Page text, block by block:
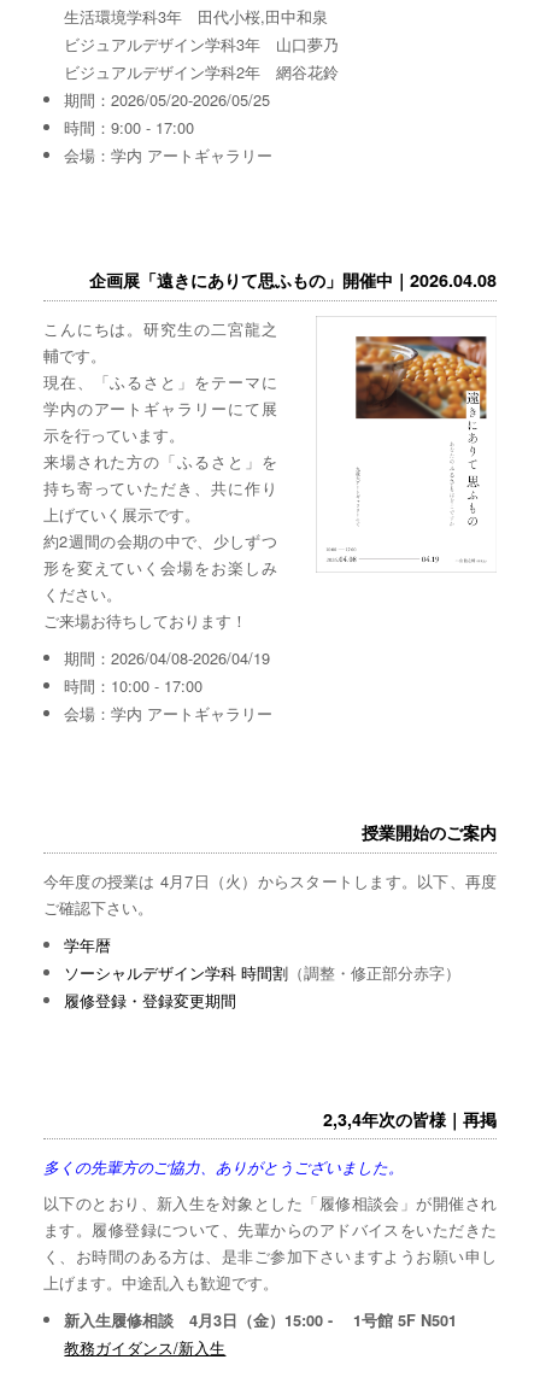
生活環境学科3年 田代小桜,田中和泉
ビジュアルデザイン学科3年 山口夢乃
ビジュアルデザイン学科2年 網谷花鈴
期間：2026/05/20-2026/05/25
時間：9:00 - 17:00
会場：学内 アートギャラリー
企画展「遠きにありて思ふもの」開催中｜2026.04.08
こんにちは。研究生の二宮龍之
輔です。
現在、「ふるさと」をテーマに
学内のアートギャラリーにて展
示を行っています。
来場された方の「ふるさと」を
持ち寄っていただき、共に作り
上げていく展示です。
約2週間の会期の中で、少しずつ
形を変えていく会場をお楽しみ
ください。
ご来場お待ちしております！
期間：2026/04/08-2026/04/19
時間：10:00 - 17:00
会場：学内 アートギャラリー
授業開始のご案内
今年度の授業は 4月7日（火）からスタートします。以下、再度
ご確認下さい。
学年暦
ソーシャルデザイン学科 時間割 （調整・修正部分赤字）
履修登録・登録変更期間
2,3,4年次の皆様｜再掲
多くの先輩方のご協力、ありがとうございました。
以下のとおり、新入生を対象とした「履修相談会」が開催され
ます。履修登録について、先輩からのアドバイスをいただきた
く、お時間のある方は、是非ご参加下さいますようお願い申し
上げます。中途乱入も歓迎です。
新入生履修相談 4月3日（金）15:00 - 1号館 5F N501
教務ガイダンス/新入生